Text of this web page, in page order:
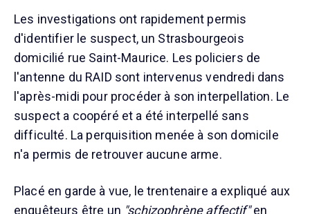
Les investigations ont rapidement permis
d'identifier le suspect, un Strasbourgeois
domicilié rue Saint-Maurice. Les policiers de
l'antenne du RAID sont intervenus vendredi dans
l'après-midi pour procéder à son interpellation. Le
suspect a coopéré et a été interpellé sans
difficulté. La perquisition menée à son domicile
n'a permis de retrouver aucune arme.
Placé en garde à vue, le trentenaire a expliqué aux
enquêteurs être un "schizophrène affectif"en